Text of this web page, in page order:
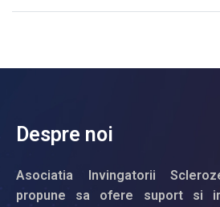
Despre noi
Asociatia Invingatorii
propune sa ofere suport si